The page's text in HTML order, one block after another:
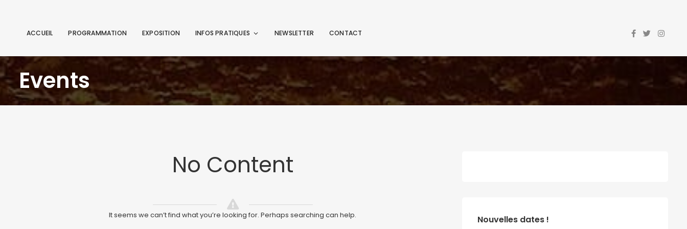
ACCUEIL PROGRAMMATION EXPOSITION INFOS PRATIQUES NEWSLETTER CONTACT
Events
No Content
It seems we can’t find what you’re looking for. Perhaps searching can help. Nouvelles dates !